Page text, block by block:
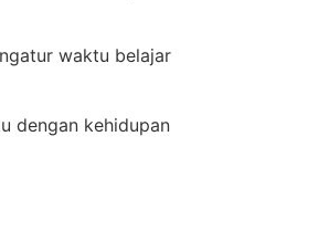
waktu belajar
dengan kehidupan